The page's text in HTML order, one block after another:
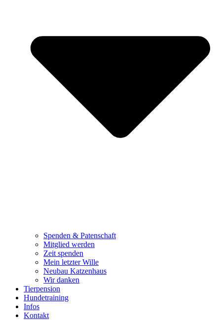
Spenden & Patenschaft
Mitglied werden
Zeit spenden
Mein letzter Wille
Neubau Katzenhaus
Wir danken
Tierpension
Hundetraining
Infos
Kontakt